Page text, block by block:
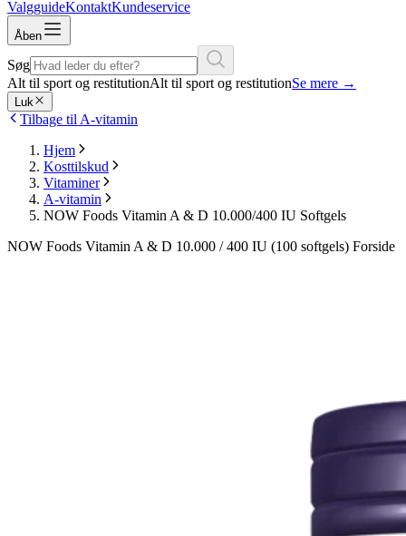
ValgguideKontaktKundeservice
Åben
Søg
Alt til sport og restitutionAlt til sport og restitutionSe mere →
Luk
Tilbage til A-vitamin
Hjem
Kosttilskud
Vitaminer
A-vitamin
NOW Foods Vitamin A & D 10.000/400 IU Softgels
NOW Foods Vitamin A & D 10.000 / 400 IU (100 softgels) Forside